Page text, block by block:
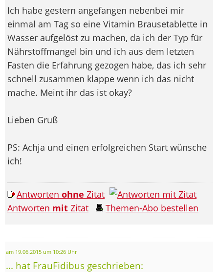
Ich habe gestern angefangen nebenbei mir
einmal am Tag so eine Vitamin Brausetablette in
Wasser aufgelöst zu machen, da ich der Typ für
Nährstoffmangel bin und ich aus dem letzten
Fasten die Erfahrung gezogen habe, das ich sehr
schnell zusammen klappe wenn ich das nicht
mache. Meint ihr das ist okay?
Lieben Gruß
PS: Achja und einen erfolgreichen Start wünsche
ich!
Antworten ohne Zitat
Antworten mit Zitat Themen-Abo bestellen
am 19.06.2015 um 10:26 Uhr
... hat FrauFidibus geschrieben: